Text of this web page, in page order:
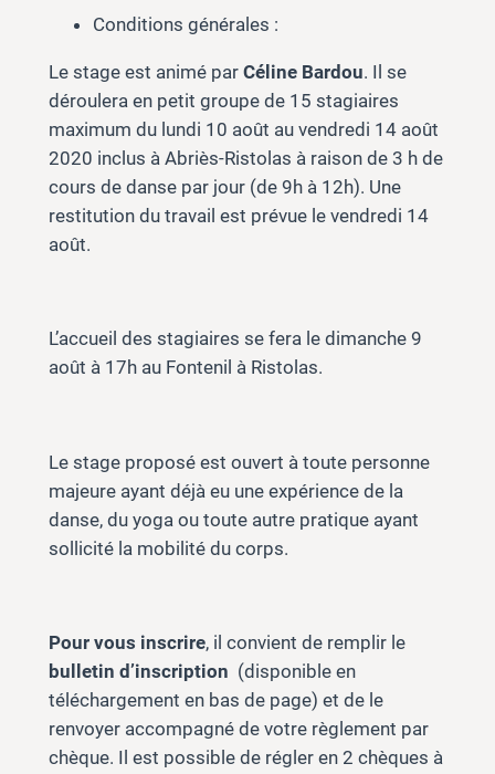
Conditions générales :
Le stage est animé par Céline Bardou. Il se
déroulera en petit groupe de 15 stagiaires
maximum du lundi 10 août au vendredi 14 août
2020 inclus à Abriès-Ristolas à raison de 3 h de
cours de danse par jour (de 9h à 12h). Une
restitution du travail est prévue le vendredi 14
août.
L’accueil des stagiaires se fera le dimanche 9
août à 17h au Fontenil à Ristolas.
Le stage proposé est ouvert à toute personne
majeure ayant déjà eu une expérience de la
danse, du yoga ou toute autre pratique ayant
sollicité la mobilité du corps.
Pour vous inscrire, il convient de remplir le
bulletin d’inscription (disponible en
téléchargement en bas de page) et de le
renvoyer accompagné de votre règlement par
chèque. Il est possible de régler en 2 chèques à